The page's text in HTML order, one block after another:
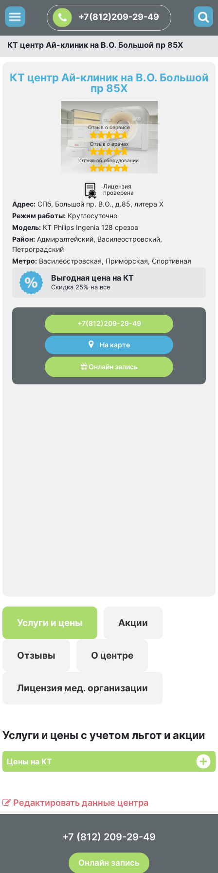
+7(812)209-29-49
КТ центр Ай-клиник на В.О. Большой пр 85Х
КТ центр Ай-клиник на В.О. Большой
пр 85Х
Отзыв о сервисе
Отзыв о врачах
Отзыв об оборудовании
Лицензия
проверена
Адрес: СПб, Большой пр. В.О., д.85, литера Х
Режим работы: Круглосуточно
Модель: КТ Philips Ingenia 128 срезов
Район: Адмиралтейский, Василеостровский,
Петроградский
Метро: Василеостровская, Приморская, Спортивная
Выгодная цена на КТ
Скидка 25% на все
+7(812)209-29-49
На карте
Онлайн запись
Услуги и цены Акции
Отзывы О центре
Лицензия мед. организации
Услуги и цены с учетом льгот и акции
Цены на KT
Редактировать данные центра
+7 (812) 209-29-49
Онлайн запись